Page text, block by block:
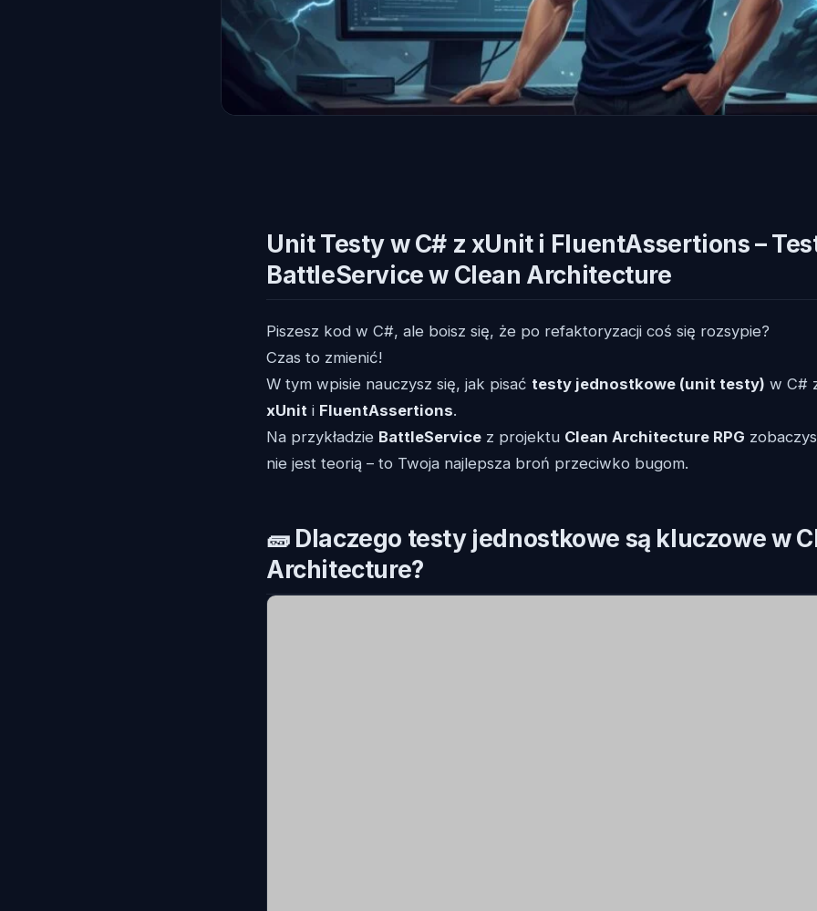
Unit Testy w C# z xUnit i FluentAssertions –
BattleService w Clean Architecture
Piszesz kod w C#, ale boisz się, że po refaktoryzacji coś się rozsypie?
Czas to zmienić!
W tym wpisie nauczysz się, jak pisać testy jednostkowe (unit testy) w C#
xUnit i FluentAssertions.
Na przykładzie BattleService z projektu Clean Architecture RPG
nie jest teorią – to Twoja najlepsza broń przeciwko bugom.
🧱 Dlaczego testy jednostkowe są kluczowe w
Architecture?